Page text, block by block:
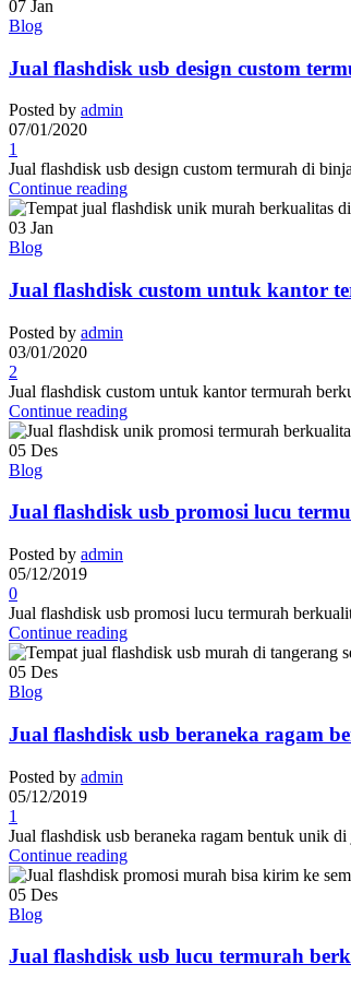
07 Jan
Blog
Jual flashdisk usb design custom
Posted by admin
07/01/2020
1
Jual flashdisk usb design custom termurah di
Continue reading
03 Jan
Blog
Jual flashdisk custom untuk kantor
Posted by admin
03/01/2020
2
Jual flashdisk custom untuk kantor termurah
Continue reading
05 Des
Blog
Jual flashdisk usb promosi lucu
Posted by admin
05/12/2019
0
Jual flashdisk usb promosi lucu termurah
Continue reading
05 Des
Blog
Jual flashdisk usb beraneka ragam
Posted by admin
05/12/2019
1
Jual flashdisk usb beraneka ragam bentuk unik
Continue reading
05 Des
Blog
Jual flashdisk usb lucu termurah